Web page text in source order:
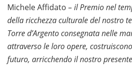
Michele Affidato – il Premio nel
della ricchezza culturale del nostro
Torre d’Argento consegnata nelle
attraverso le loro opere,
futuro, arricchendo il nostro